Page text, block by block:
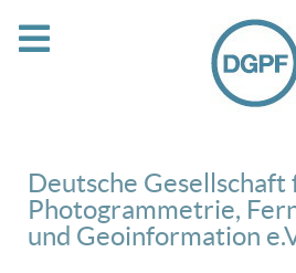
Deutsche Gesellschaft
Photogrammetrie,
und Geoinformation